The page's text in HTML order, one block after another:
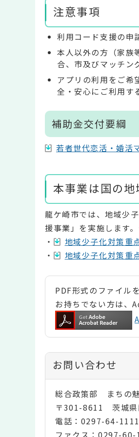
注意事項
利用コード支援の申
本人以外の方（家族
合、市及びマッチン
アプリの利用をご希
全・安心にご利用す
補助金交付要綱
若者世代恋活・婚活
本事業は国の
龍ケ崎市では、地域少
援事業」を実施します
・
地域少子化対策重
・
地域少子化対策重
PDF形式のファイル
お持ちでない方は、
お問い合わせ
総合政策部 まちの
〒301-8611 茨城県
電話：0297-64-1111